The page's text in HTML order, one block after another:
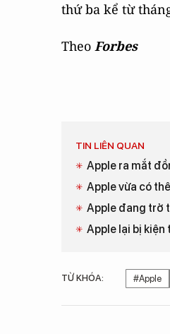
thứ ba kể từ
Theo Forbes
TIN LIÊN QUAN
Apple ra mắt
Apple vừa có
Apple đang trở
Apple lại bị kiện
TỪ KHÓA: #Apple